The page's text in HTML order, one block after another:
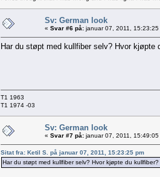
Sv: German look
« Svar #6 på: januar 07, 2011, 15:23:25
Har du støpt med kullfiber selv? Hvor kjøpte
T1 1963
T1 1974 -03
Sv: German look
« Svar #7 på: januar 07, 2011, 15:49:05
Sitat fra: Ketil S. på januar 07, 2011, 15:23:25 pm
Har du støpt med kullfiber selv? Hvor kjøpte du kullfiber?